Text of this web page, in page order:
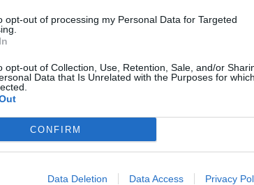
opt-out of processing my Personal Data for Targeted
opt-out of Collection, Use, Retention, Sale, and/or
Data that Is Unrelated with the Purposes for
CONFIRM
Data Deletion Data Access Privacy
del territorio con importanti ricadute
ed economico. Ma non
il valore educativo e sociale dello
generale che riveste per le
Roba da far concorrenza al
Coni Giovanni Malagò.